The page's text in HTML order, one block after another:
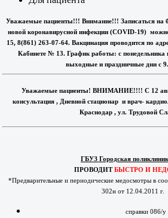
Уважаемые пациенты!!! Внимание!!! Записаться на
новой коронавирусной инфекции (COVID-19)
15, 8(861) 263-07-64. Вакцинация проводится по
Кабинете № 13. График работы: с понедельника
выходные и праздничные дни с
Уважаемые пациенты! ВНИМАНИЕ!!!! С 12
консультация , Дневной стационар и врач-
Краснодар , ул. Трудовой
ГБУЗ Городская
ПРОВОДИТБЫСТРО И
*Предварительные и периодические медосмотры в
302н от 12.04.2011 г.
справки 086/у